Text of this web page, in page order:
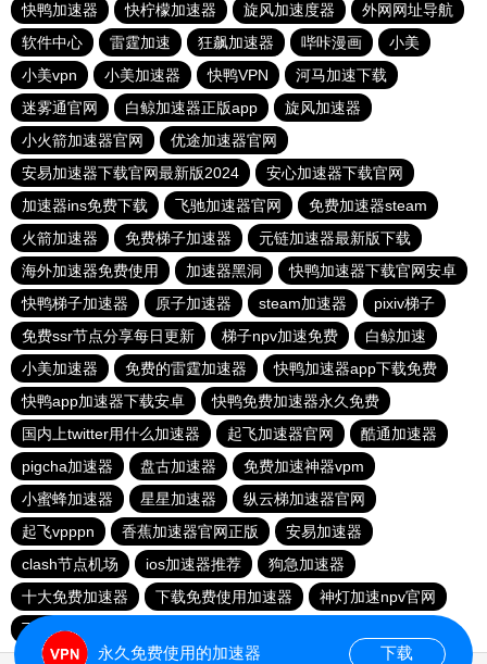
快鸭加速器
快柠檬加速器 旋风加速度器
外网网址导航
软件中心
雷霆加速 狂飙加速器 哔咔漫画
小美
小美vpn
小美加速器 快鸭VPN
河马加速下载
迷雾通官网
白鲸加速器正版app
旋风加速器
小火箭加速器官网
优途加速器官网
安易加速器下载官网最新版2024
安心加速器下载官网
加速器ins免费下载
飞驰加速器官网
免费加速器steam
火箭加速器
免费梯子加速器
元链加速器最新版下载
海外加速器免费使用
加速器黑洞
快鸭加速器下载官网安卓
快鸭梯子加速器
原子加速器 steam加速器
pixiv梯子
免费ssr节点分享每日更新
梯子npv加速免费
白鲸加速
小美加速器
免费的雷霆加速器
快鸭加速器app下载免费
快鸭app加速器下载安卓
快鸭免费加速器永久免费
国内上twitter用什么加速器
起飞加速器官网
酷通加速器
pigcha加速器
盘古加速器
免费加速神器vpm
小蜜蜂加速器
星星加速器
纵云梯加速器官网
起飞vpppn
香蕉加速器官网正版
安易加速器
clash节点机场
ios加速器推荐
狗急加速器
十大免费加速器
下载免费使用加速器
神灯加速npv官网
飞鸟加速器
永久免费使用的加速器 下载